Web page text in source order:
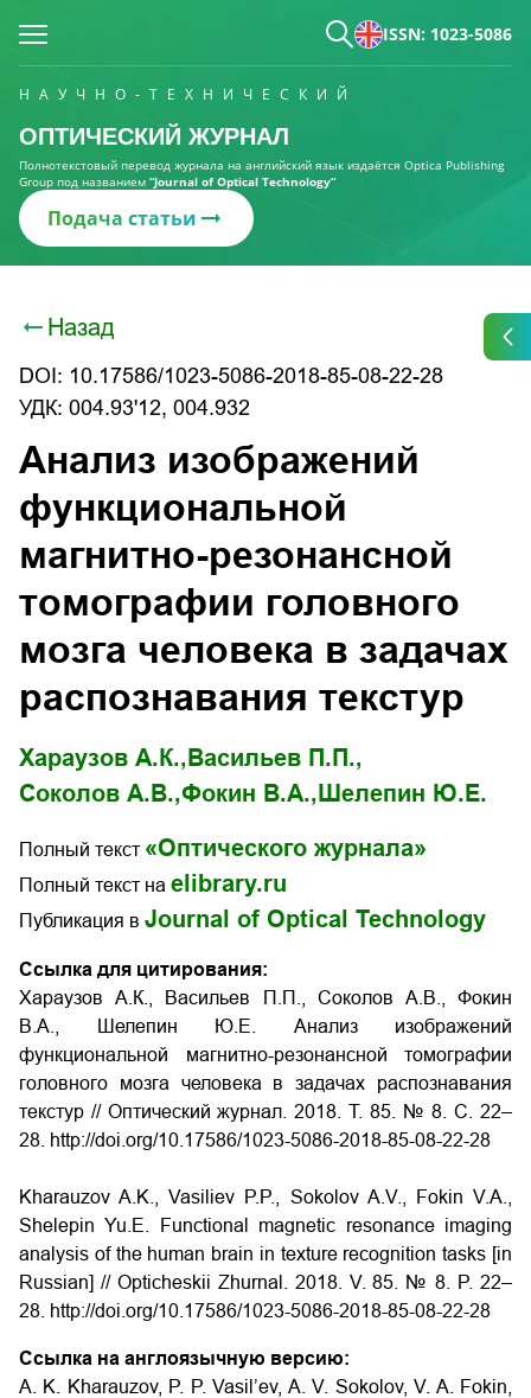
ISSN: 1023-5086
НАУЧНО-ТЕХНИЧЕСКИЙ
ОПТИЧЕСКИЙ ЖУРНАЛ
Полнотекстовый перевод журнала на английский язык издаётся Optica Publishing
Group под названием “Journal of Optical Technology“
Подача статьи
Назад
DOI: 10.17586/1023-5086-2018-85-08-22-28
УДК: 004.93'12, 004.932
Анализ изображений
функциональной
магнитно-резонансной
томографии головного
мозга человека в задачах
распознавания текстур
Хараузов А.К., Васильев П.П.,
Соколов А.В.,Фокин В.А., Шелепин Ю.Е.
Полный текст «Оптического журнала»
Полный текст на elibrary.ru
Публикация в Journal of Optical Technology
Ссылка для цитирования:
Хараузов А.К., Васильев П.П., Соколов А.В., Фокин
В.А., Шелепин Ю.Е. Анализ изображений
функциональной магнитно-резонансной томографии
головного мозга человека в задачах распознавания
текстур // Оптический журнал. 2018. Т. 85. № 8. С. 22–
28. http://doi.org/10.17586/1023-5086-2018-85-08-22-28
Kharauzov A.K., Vasiliev P.P., Sokolov A.V., Fokin V.A.,
Shelepin Yu.E. Functional magnetic resonance imaging
analysis of the human brain in texture recognition tasks [in
Russian] // Opticheskii Zhurnal. 2018. V. 85. № 8. P. 22–
28. http://doi.org/10.17586/1023-5086-2018-85-08-22-28
Ссылка на англоязычную версию:
A. K. Kharauzov, P. P. Vasil’ev, A. V. Sokolov, V. A. Fokin,